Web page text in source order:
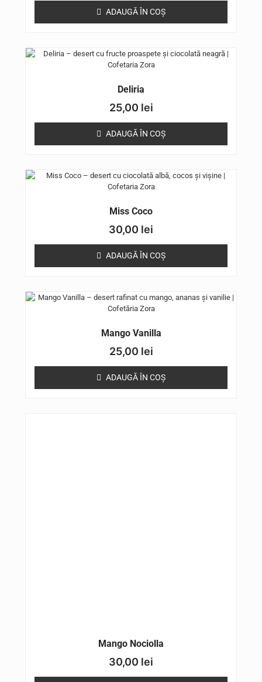
ADAUGĂ ÎN COȘ
Deliria
25,00 lei
ADAUGĂ ÎN COȘ
Miss Coco
30,00 lei
ADAUGĂ ÎN COȘ
Mango Vanilla
25,00 lei
ADAUGĂ ÎN COȘ
Mango Nociolla
30,00 lei